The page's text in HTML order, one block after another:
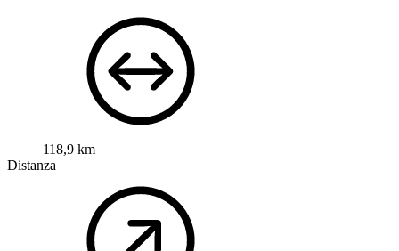
118,9 km
Distanza